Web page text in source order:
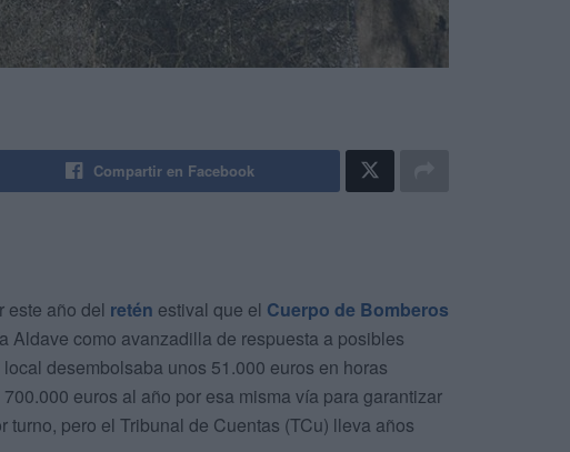
Compartir en Facebook
este año del retén estival que el Cuerpo de Bomberos
Aldave como avanzadilla de respuesta a posibles
desembolsaba unos 51.000 euros en horas
euros al año por esa misma vía para garantizar
pero el Tribunal de Cuentas (TCu) lleva años